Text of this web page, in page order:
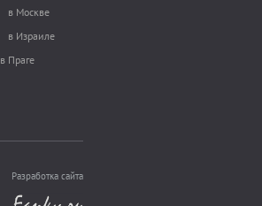
в Москве
в Израиле
в Праге
Разработка сайта